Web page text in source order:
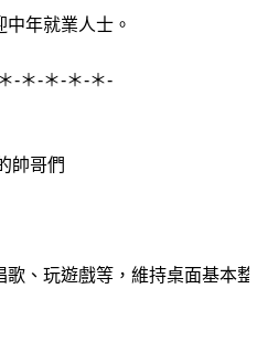
年就業人士。
-＊-＊-＊-＊-
帥哥們
歌、玩遊戲等，維持桌面基本